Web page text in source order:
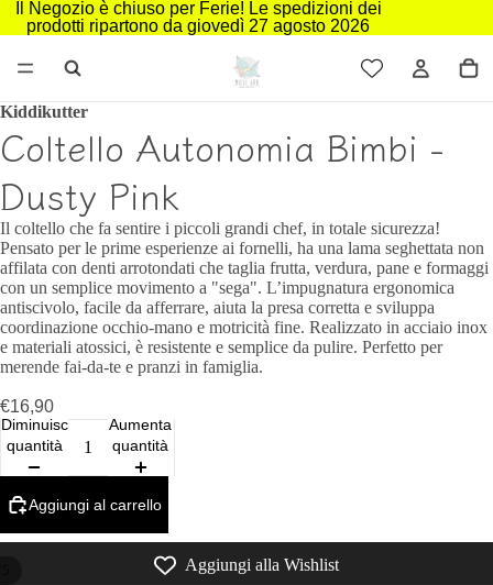
Il Negozio è chiuso per Ferie! Le spedizioni dei
prodotti ripartono da giovedì 27 agosto 2026
Kiddikutter
Coltello Autonomia Bimbi -
Dusty Pink
Il coltello che fa sentire i piccoli grandi chef, in totale sicurezza!
Pensato per le prime esperienze ai fornelli, ha una lama seghettata non
affilata con denti arrotondati che taglia frutta, verdura, pane e formaggi
con un semplice movimento a "sega". L’impugnatura ergonomica
antiscivolo, facile da afferrare, aiuta la presa corretta e sviluppa
coordinazione occhio‑mano e motricità fine. Realizzato in acciaio inox
e materiali atossici, è resistente e semplice da pulire. Perfetto per
merende fai‑da‑te e pranzi in famiglia.
€16,90
Diminuisci
quantità
Aumenta
quantità
Aggiungi al carrello
Aggiungi alla Wishlist